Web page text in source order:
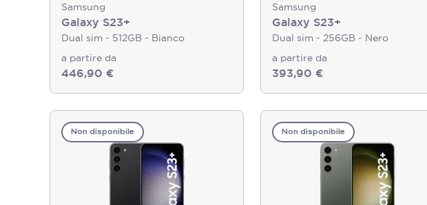
Samsung
Galaxy S23+
Dual sim - 512GB - Bianco
a partire da
446,90 €
Samsung
Galaxy S23+
Dual sim - 256GB - Nero
a partire da
393,90 €
Non disponibile Non disponibile